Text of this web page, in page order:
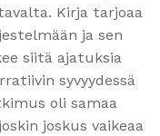
Kirja tarjoaa
ja sen
siitä ajatuksia
syvyydessä
oli samaa
joskus vaikeaa